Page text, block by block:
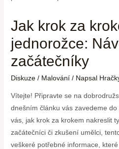
Jak krok za
jednorožce:
začátečníky
Diskuze / Malování/ Napsal
Vítejte! Připravte se na
dnešním článku vás zavedeme
vás, jak krok za krokem nakreslit
začátečníci či zkušení umělci,
veškeré potřebné informace, které